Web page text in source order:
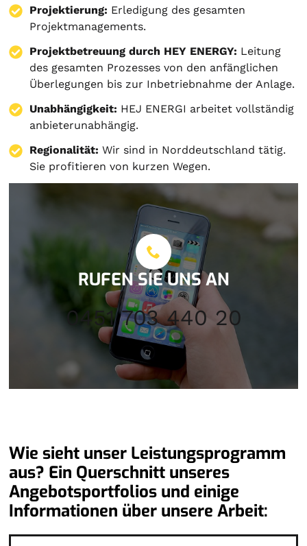
Projektierung: Erledigung des gesamten
Projektmanagements.
Projektbetreuung durch HEY ENERGY: Leitung
des gesamten Prozesses von den anfänglichen
Überlegungen bis zur Inbetriebnahme der Anlage.
Unabhängigkeit: HEJ ENERGI arbeitet vollständig
anbieterunabhängig.
Regionalität: Wir sind in Norddeutschland tätig.
Sie profitieren von kurzen Wegen.
RUFEN SIE UNS AN
0451 703 440 20
Wie sieht unser Leistungsprogramm
aus? Ein Querschnitt unseres
Angebotsportfolios und einige
Informationen über unsere Arbeit: